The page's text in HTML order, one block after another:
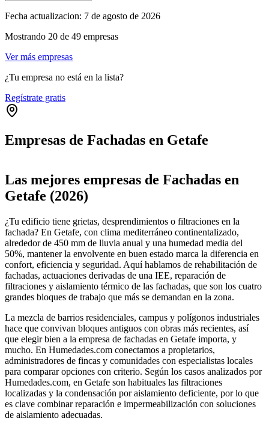
Fecha actualizacion: 7 de agosto de 2026
Mostrando 20 de 49 empresas
Ver más empresas
¿Tu empresa no está en la lista?
Regístrate gratis
Empresas de Fachadas en Getafe
+
−
Las mejores empresas de Fachadas en
Getafe (2026)
¿Tu edificio tiene grietas, desprendimientos o filtraciones en la
fachada? En Getafe, con clima mediterráneo continentalizado,
alrededor de 450 mm de lluvia anual y una humedad media del
50%, mantener la envolvente en buen estado marca la diferencia en
confort, eficiencia y seguridad. Aquí hablamos de rehabilitación de
fachadas, actuaciones derivadas de una IEE, reparación de
filtraciones y aislamiento térmico de las fachadas, que son los cuatro
grandes bloques de trabajo que más se demandan en la zona.
La mezcla de barrios residenciales, campus y polígonos industriales
hace que convivan bloques antiguos con obras más recientes, así
que elegir bien a la empresa de fachadas en Getafe importa, y
mucho. En Humedades.com conectamos a propietarios,
administradores de fincas y comunidades con especialistas locales
para comparar opciones con criterio. Según los casos analizados por
Humedades.com, en Getafe son habituales las filtraciones
localizadas y la condensación por aislamiento deficiente, por lo que
es clave combinar reparación e impermeabilización con soluciones
de aislamiento adecuadas.